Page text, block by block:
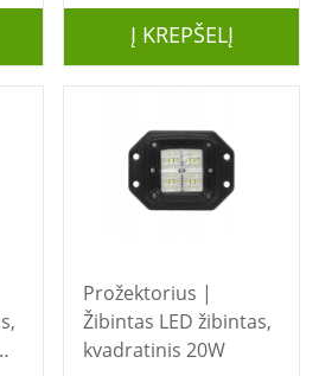
tvirtinamas
žibintuvėlis LED
Į KREPŠELĮ
Prožektorius |
Žibintas LED žibintas,
kvadratinis 20W